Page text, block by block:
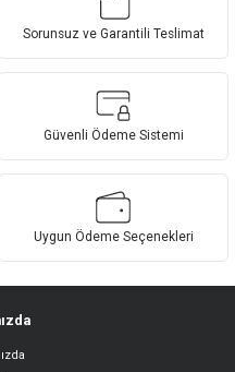
Sorunsuz ve Garantili Teslimat
Güvenli Ödeme Sistemi
Uygun Ödeme Seçenekleri